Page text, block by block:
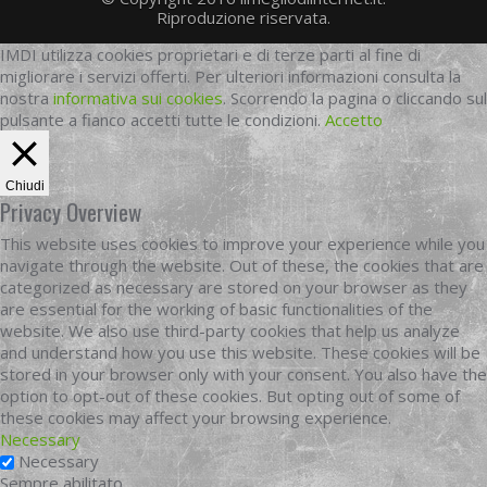
Riproduzione riservata.
IMDI utilizza cookies proprietari e di terze parti al fine di
migliorare i servizi offerti. Per ulteriori informazioni consulta la
nostra informativa sui cookies. Scorrendo la pagina o cliccando sul
pulsante a fianco accetti tutte le condizioni. Accetto
Chiudi
Privacy Overview
This website uses cookies to improve your experience while you
navigate through the website. Out of these, the cookies that are
categorized as necessary are stored on your browser as they
are essential for the working of basic functionalities of the
website. We also use third-party cookies that help us analyze
and understand how you use this website. These cookies will be
stored in your browser only with your consent. You also have the
option to opt-out of these cookies. But opting out of some of
these cookies may affect your browsing experience.
Necessary
Necessary
Sempre abilitato